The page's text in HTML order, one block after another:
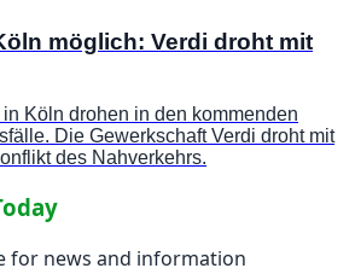
möglich: Verdi droht mit
Köln drohen in den kommenden
Die Gewerkschaft Verdi droht mit
des Nahverkehrs.
for news and information